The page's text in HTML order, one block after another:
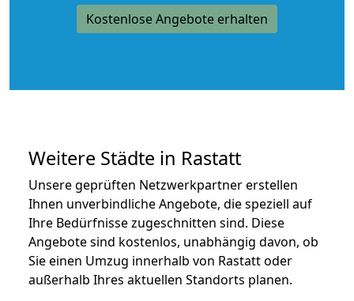
Kostenlose Angebote erhalten
Weitere Städte in Rastatt
Unsere geprüften Netzwerkpartner erstellen
Ihnen unverbindliche Angebote, die speziell auf
Ihre Bedürfnisse zugeschnitten sind. Diese
Angebote sind kostenlos, unabhängig davon, ob
Sie einen Umzug innerhalb von Rastatt oder
außerhalb Ihres aktuellen Standorts planen.